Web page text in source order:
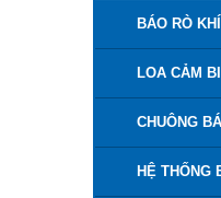
BÁO RÒ
LOA CẢM
CHUÔNG
HỆ THỐNG